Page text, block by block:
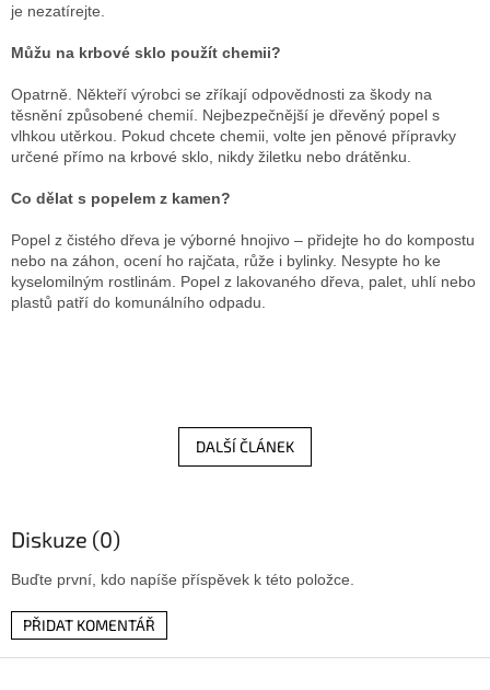
je nezatírejte.
Můžu na krbové sklo použít chemii?
Opatrně. Někteří výrobci se zříkají odpovědnosti za škody na
těsnění způsobené chemií. Nejbezpečnější je dřevěný popel s
vlhkou utěrkou. Pokud chcete chemii, volte jen pěnové přípravky
určené přímo na krbové sklo, nikdy žiletku nebo drátěnku.
Co dělat s popelem z kamen?
Popel z čistého dřeva je výborné hnojivo – přidejte ho do kompostu
nebo na záhon, ocení ho rajčata, růže i bylinky. Nesypte ho ke
kyselomilným rostlinám. Popel z lakovaného dřeva, palet, uhlí nebo
plastů patří do komunálního odpadu.
DALŠÍ ČLÁNEK
Diskuze (0)
Buďte první, kdo napíše příspěvek k této položce.
PŘIDAT KOMENTÁŘ